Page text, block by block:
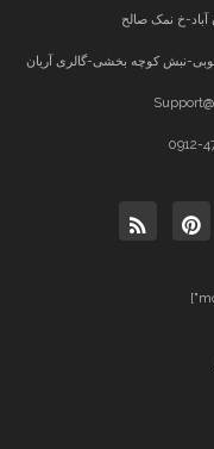
خ نمک صالح
نبش کوچه بخشی-گالری آریان
0912-